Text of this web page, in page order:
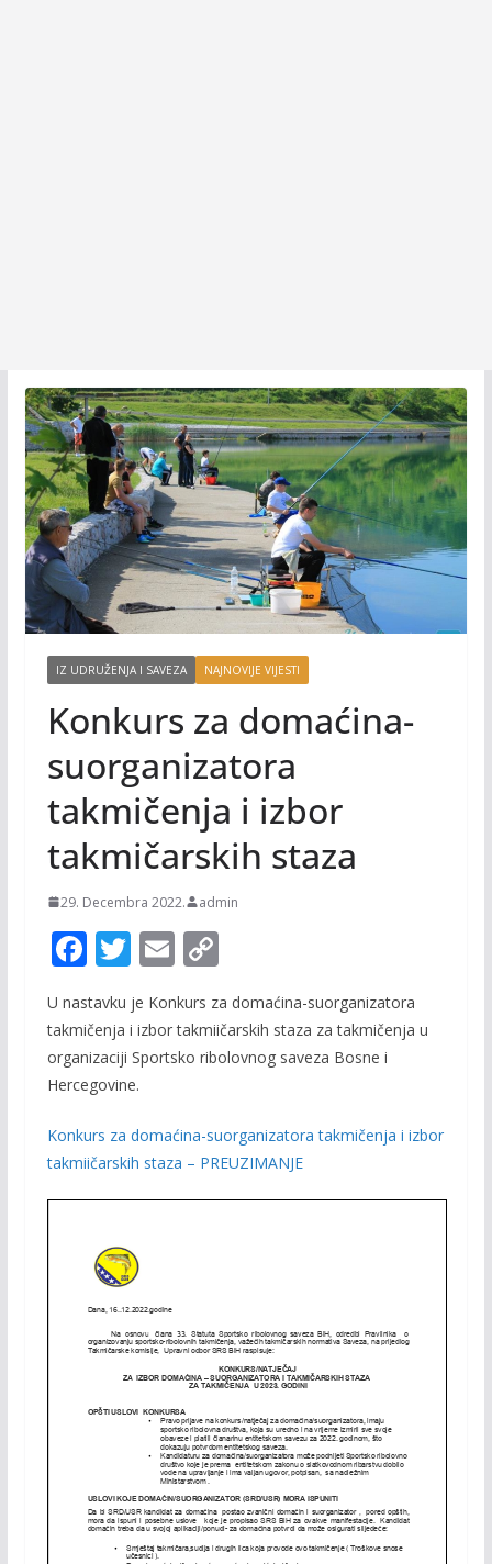
IZ UDRUŽENJA I SAVEZA NAJNOVIJE VIJESTI
Konkurs za domaćina-
suorganizatora
takmičenja i izbor
takmičarskih staza
29. Decembra 2022. admin
F
ac
e
b
o
o
k
T
itt
er
E
m
ai
l
C
o
p
y
n
k
U nastavku je Konkurs za domaćina-suorganizatora
takmičenja i izbor takmiičarskih staza za takmičenja u
organizaciji Sportsko ribolovnog saveza Bosne i
Hercegovine.
Konkurs za domaćina-suorganizatora takmičenja i izbor
takmiičarskih staza – PREUZIMANJE